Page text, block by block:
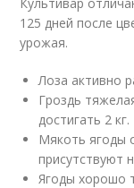
125 дней после
урожая.
Лоза активно
Гроздь
достигать 2 кг.
Мякоть ягоды
присутствуют
Ягоды хорошо